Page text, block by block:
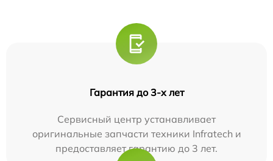
Гарантия до 3-х лет
Сервисный центр устанавливает
оригинальные запчасти техники Infratech и
предоставляет гарантию до 3 лет.